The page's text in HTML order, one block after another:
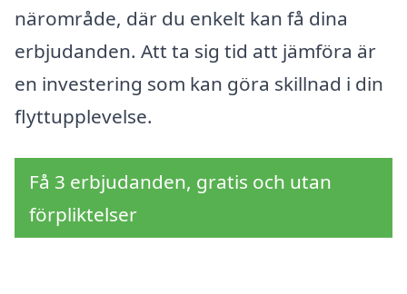
närområde, där du enkelt kan få dina
erbjudanden. Att ta sig tid att jämföra är
en investering som kan göra skillnad i din
flyttupplevelse.
Få 3 erbjudanden, gratis och utan
förpliktelser